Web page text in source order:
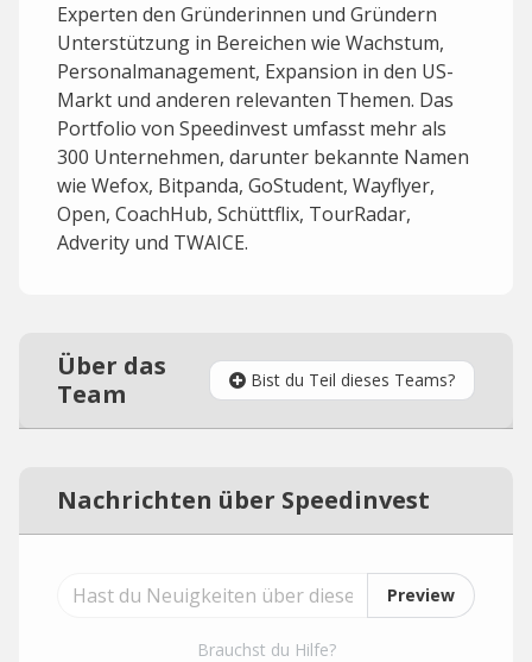
Experten den Gründerinnen und Gründern
Unterstützung in Bereichen wie Wachstum,
Personalmanagement, Expansion in den US-
Markt und anderen relevanten Themen. Das
Portfolio von Speedinvest umfasst mehr als
300 Unternehmen, darunter bekannte Namen
wie Wefox, Bitpanda, GoStudent, Wayflyer,
Open, CoachHub, Schüttflix, TourRadar,
Adverity und TWAICE.
Über das
Team
Bist du Teil dieses Teams?
Nachrichten über Speedinvest
Preview
Brauchst du Hilfe?